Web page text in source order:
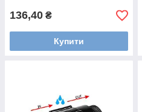
136,40 ₴
Купити